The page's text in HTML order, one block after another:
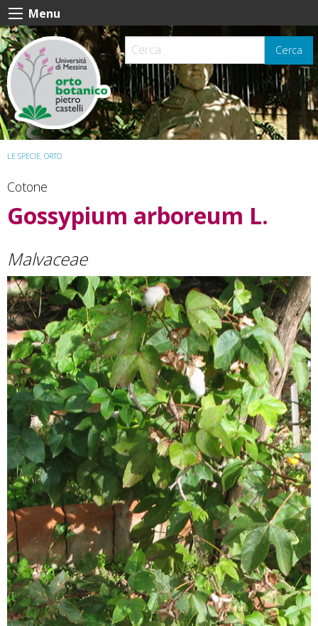
Skip
to
content
Menu
Cerca
LE SPECIE, ORTO
Cotone
Gossypium arboreum L.
Malvaceae